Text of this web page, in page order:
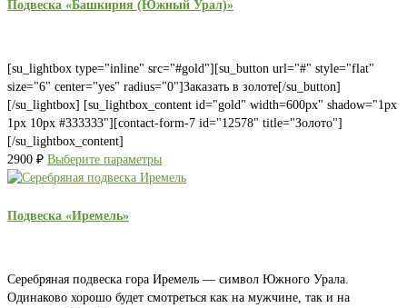
Подвеска «Башкирия (Южный Урал)»
[su_lightbox type="inline" src="#gold"][su_button url="#" style="flat"
size="6" center="yes" radius="0"]Заказать в золоте[/su_button]
[/su_lightbox] [su_lightbox_content id="gold" width=600px" shadow="1px
1px 10px #333333"][contact-form-7 id="12578" title="Золото"]
[/su_lightbox_content]
2900 ₽ Выберите параметры
Подвеска «Иремель»
Серебряная подвеска гора Иремель — символ Южного Урала.
Одинаково хорошо будет смотреться как на мужчине, так и на